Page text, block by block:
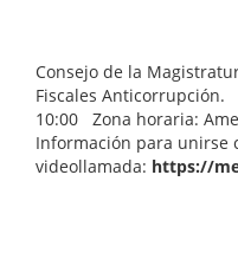
Consejo de la
Fiscales Anticorrupción.
10:00 Zona horaria:
Información para unirse
videollamada: https://